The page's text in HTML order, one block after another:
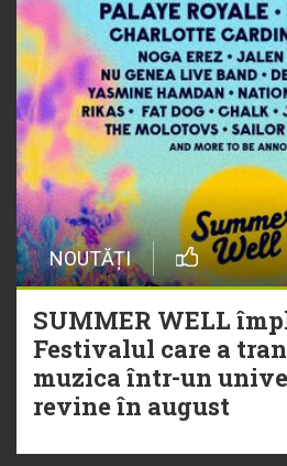
NOUTĂȚI
SUMMER WELL
Festivalul care a
muzica într-un
revine în august